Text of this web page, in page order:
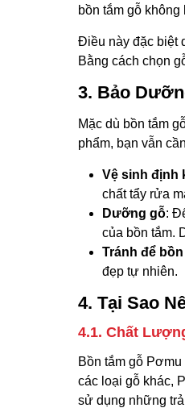
bồn tắm gỗ
Điều này đặc biệt
Bằng cách chọn
3. Bảo
Mặc dù bồn tắm
phẩm, bạn vẫn
Vệ sinh định
chất tẩy rửa
Dưỡng gỗ:
của bồn tắm.
Tránh để
đẹp tự nhiên.
4. Tại Sao
4.1. Chất
Bồn tắm gỗ
các loại gỗ khác,
sử dụng những